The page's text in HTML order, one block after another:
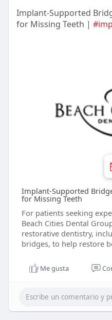
Implant-Supported
for Missing Teeth |
Implant-Supported
for Missing Teeth
For patients seeking
Beach Cities Dental
restorative dentistry,
bridges, to help restore
Me gusta